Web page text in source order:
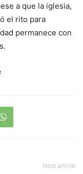
a que la iglesia,
el rito para
permanece con
Next article